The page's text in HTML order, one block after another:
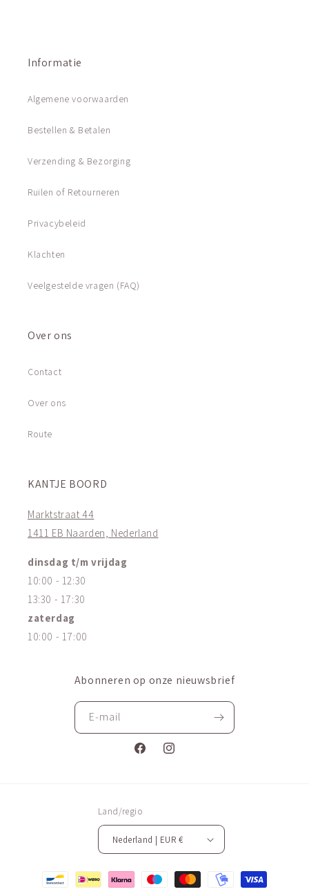
Informatie
Algemene voorwaarden
Bestellen & Betalen
Verzending & Bezorging
Ruilen of Retourneren
Privacybeleid
Klachten
Veelgestelde vragen (FAQ)
Over ons
Contact
Over ons
Route
KANTJE BOORD
Marktstraat 44
1411 EB Naarden, Nederland
dinsdag t/m vrijdag
10:00 - 12:30
13:30 - 17:30
zaterdag
10:00 - 17:00
Abonneren op onze nieuwsbrief
E‑mail
FacebookInstagram
Land/regio
Nederland | EUR €
Betaalmethoden